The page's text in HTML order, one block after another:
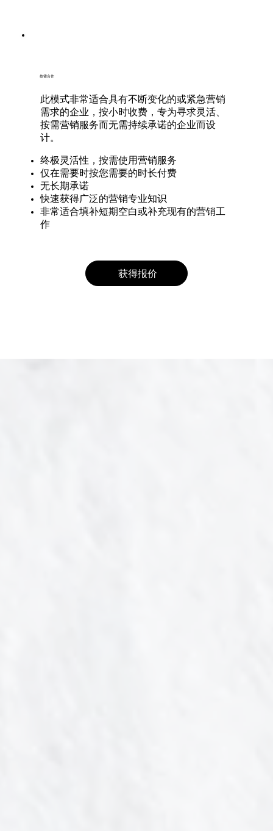
按需合作
​此模式非常适合具有不断变化的或紧急营销
需求的企业，按小时收费，专为寻求灵活、
按需营销服务而无需持续承诺的企业而设
计。
获得报价
​​终极灵活性，按需使用营销服务
仅在需要时按您需要的时长付费
无长期承诺
快速获得广泛的营销专业知识
非常适合填补短期空白或补充现有的营销工
作